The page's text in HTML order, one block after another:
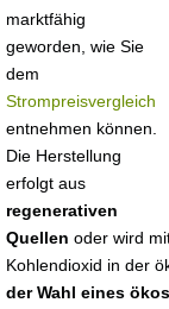
marktfähig
geworden, wie Sie
dem
Strompreisvergleich
entnehmen können.
Die Herstellung
erfolgt aus
regenerativen
Quellen oder wird
Kohlendioxid in der
der Wahl eines